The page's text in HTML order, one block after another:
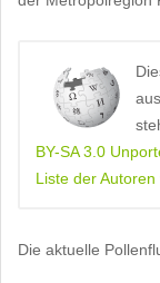
BY-SA 3.0
Liste der Autoren
Die aktuelle